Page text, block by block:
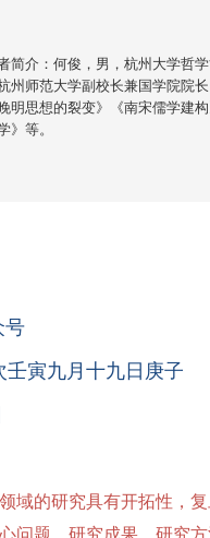
简介：何俊，男，杭州大学哲
州师范大学副校长兼国学院院
明思想的裂变》《南宋儒学建
》等。
号
寅九月十九日庚子
域的研究具有开拓性，
问题、研究成果、研究